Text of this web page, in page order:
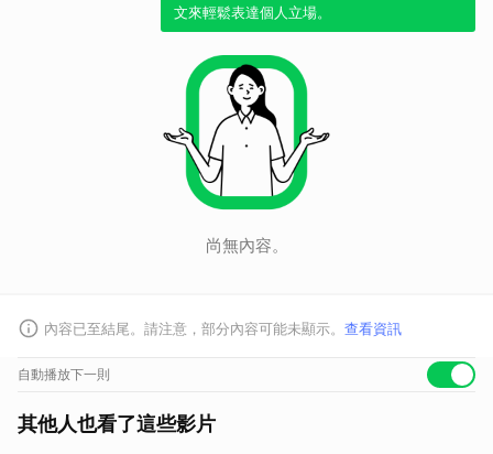
文來輕鬆表達個人立場。
尚無內容。
內容已至結尾。請注意，部分內容可能未顯示。 查看資訊
自動播放下一則
其他人也看了這些影片